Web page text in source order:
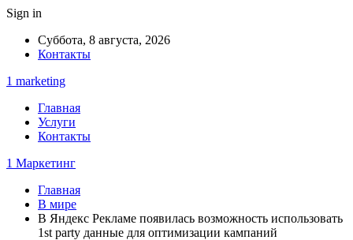
Sign in
Суббота, 8 августа, 2026
Контакты
1 marketing
Главная
Услуги
Контакты
1 Маркетинг
Главная
В мире
В Яндекс Рекламе появилась возможность использовать
1st party данные для оптимизации кампаний